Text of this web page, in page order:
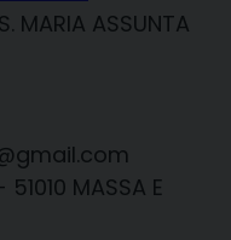
S. MARIA ASSUNTA
51010 MASSA E